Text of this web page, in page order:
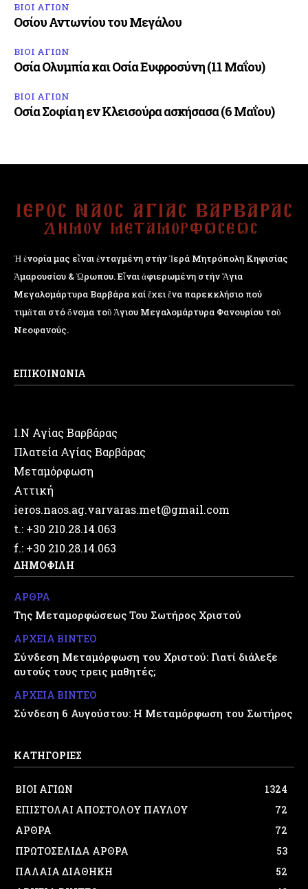
ΒΙΟΙ ΑΓΙΩΝ
Οσίου Αντωνίου του Μεγάλου
ΒΙΟΙ ΑΓΙΩΝ
Οσία Ολυμπία και Οσία Ευφροσύνη (11 Μαΐου)
ΒΙΟΙ ΑΓΙΩΝ
Οσία Σοφία η εν Κλεισούρα ασκήσασα (6 Μαΐου)
Ἡ ἐνορία μας εἶναι ἐνταγμένη στήν Ἱερά Μητρόπολη Κηφισίας
Ἁμαρουσίου & Ὠρωπου. Εἶναι ἀφιερωμένη στήν Ἅγια
Μεγαλομάρτυρα Βαρβάρα καί ἔχει ἕνα παρεκκλήσιο πού
τιμᾶται στό ὄνομα τοῦ Ἁγιου Μεγαλομάρτυρα Φανουρίου τοῦ
Νεοφανούς.
ΕΠΙΚΟΙΝΩΝΙΑ
Ι.Ν Αγίας Βαρβάρας
Πλατεία Αγίας Βαρβάρας
Μεταμόρφωση
Αττική
ieros.naos.ag.varvaras.met@gmail.com
t.: +30 210.28.14.063
f.: +30 210.28.14.063
ΔΗΜΟΦΙΛΗ
ΑΡΘΡΑ
Της Μεταμορφώσεως Του Σωτήρος Χριστού
ΑΡΧΕΙΑ ΒΙΝΤΕΟ
Σύνδεση Μεταμόρφωση του Χριστού: Γιατί διάλεξε
αυτούς τους τρεις μαθητές;
ΑΡΧΕΙΑ ΒΙΝΤΕΟ
Σύνδεση 6 Αυγούστου: Η Μεταμόρφωση του Σωτήρος
ΚΑΤΗΓΟΡΙΕΣ
ΒΙΟΙ ΑΓΙΩΝ
1324
ΕΠΙΣΤΟΛΑΙ ΑΠΟΣΤΟΛΟΥ ΠΑΥΛΟΥ
72
ΑΡΘΡΑ
72
ΠΡΩΤΟΣΕΛΙΔΑ ΑΡΘΡΑ
53
ΠΑΛΑΙΑ ΔΙΑΘΗΚΗ
52